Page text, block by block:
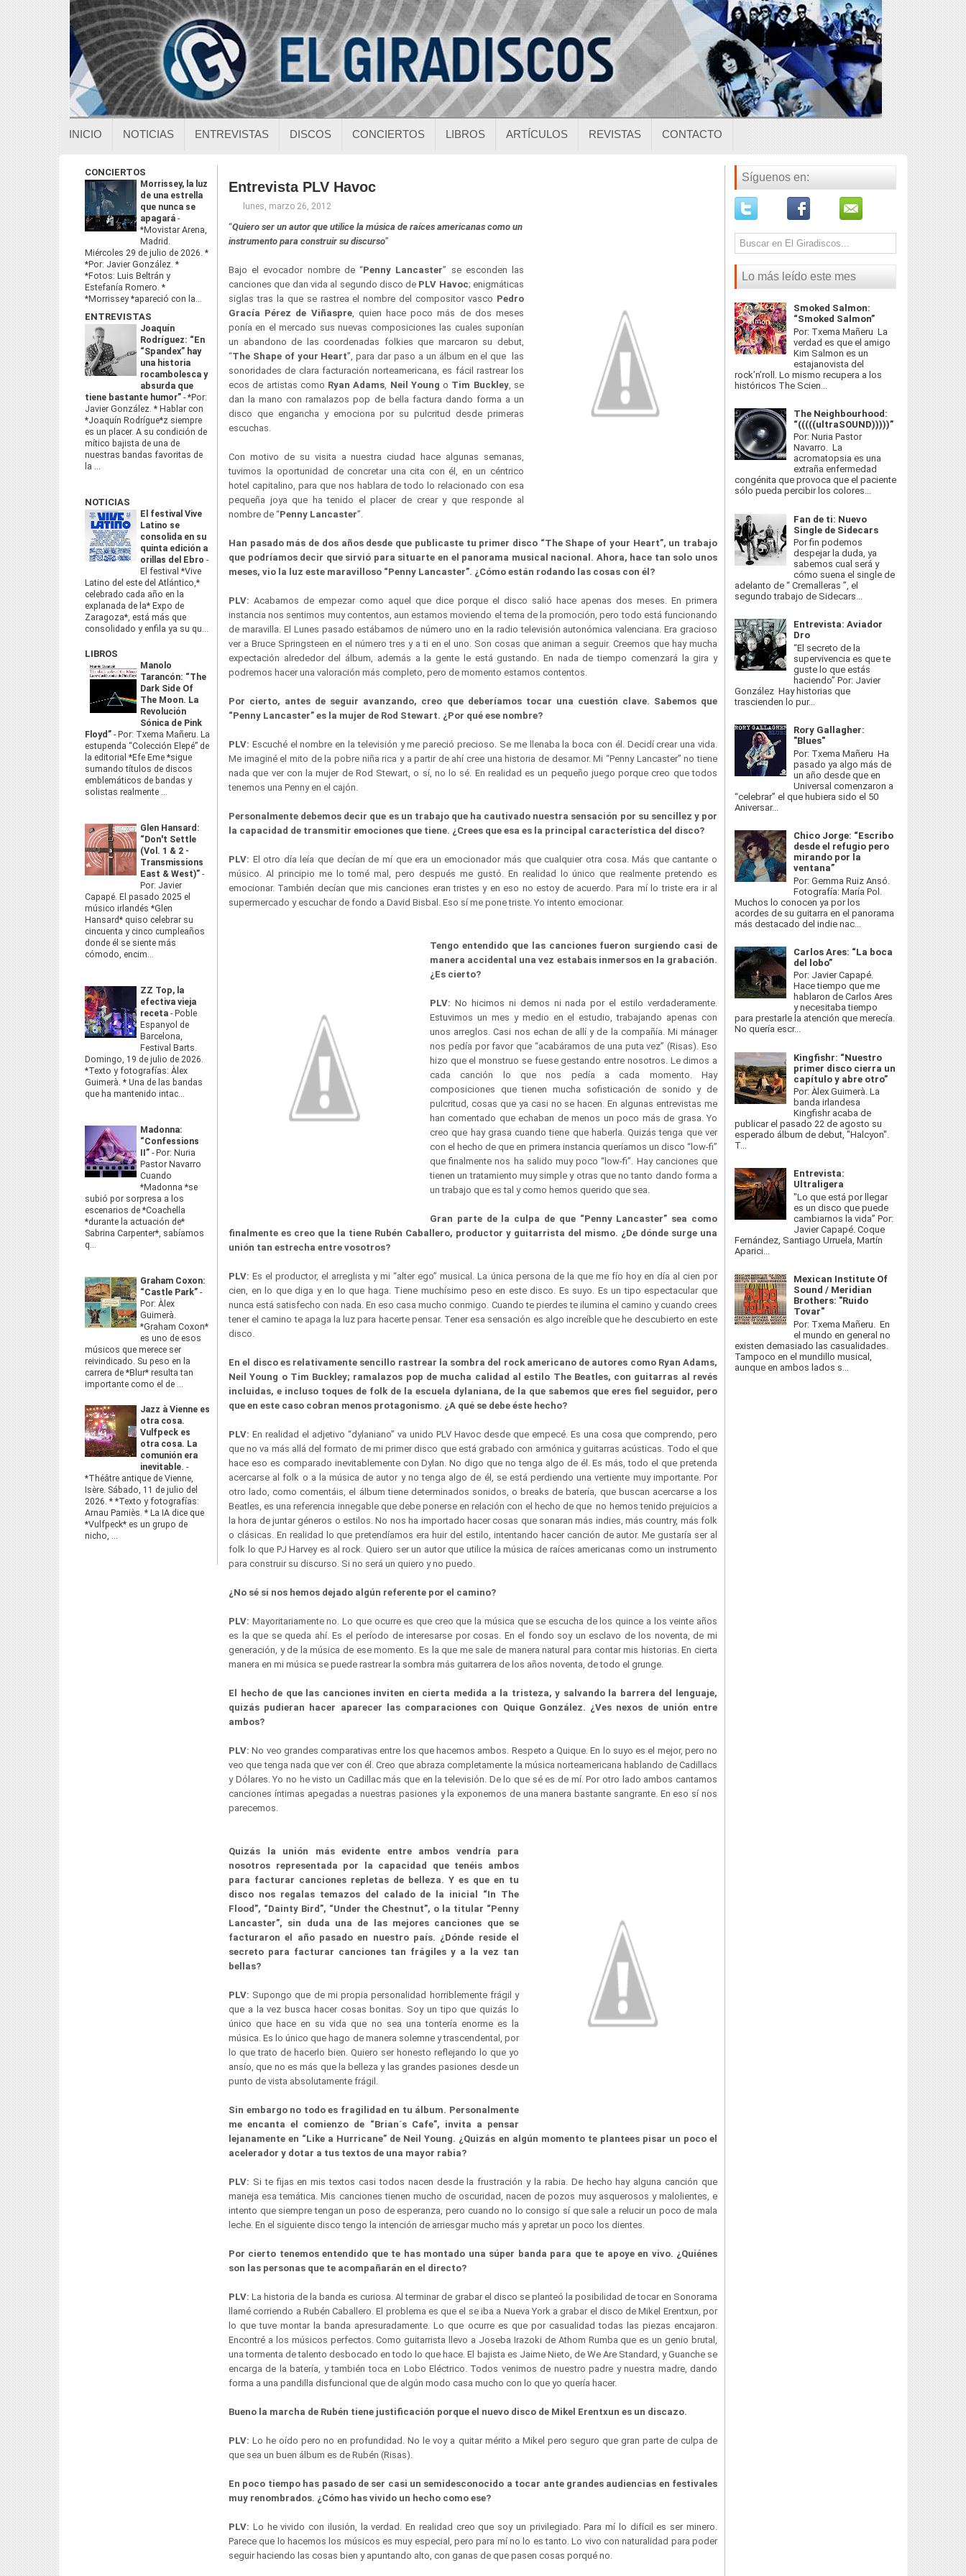
INICIO NOTICIAS ENTREVISTAS DISCOS CONCIERTOS LIBROS ARTÍCULOS REVISTAS CONTACTO
CONCIERTOS
Morrissey, la luz
de una estrella
que nunca se
apagará -
*Movistar Arena,
Madrid.
Miércoles 29 de julio de 2026. *
*Por: Javier González. *
*Fotos: Luis Beltrán y
Estefanía Romero. *
*Morrissey *apareció con la...
ENTREVISTAS
Joaquín
Rodríguez: “En
“Spandex” hay
una historia
rocambolesca y
absurda que
tiene bastante humor” -*Por:
Javier González. * Hablar con
*Joaquín Rodrígue*z siempre
es un placer. A su condición de
mítico bajista de una de
nuestras bandas favoritas de
la ...
NOTICIAS
El festival Vive
Latino se
consolida en su
quinta edición a
orillas del Ebro -
El festival *Vive
Latino del este del Atlántico,*
celebrado cada año en la
explanada de la* Expo de
Zaragoza*, está más que
consolidado y enfila ya su qu...
LIBROS
Manolo
Tarancón: “The
Dark Side Of
The Moon. La
Revolución
Sónica de Pink
Floyd” - Por: Txema Mañeru. La
estupenda “Colección Elepé” de
la editorial *Efe Eme *sigue
sumando títulos de discos
emblemáticos de bandas y
solistas realmente ...
Glen Hansard:
“Don't Settle
(Vol. 1 & 2 -
Transmissions
East & West)” -
Por: Javier
Capapé. El pasado 2025 el
músico irlandés *Glen
Hansard* quiso celebrar su
cincuenta y cinco cumpleaños
donde él se siente más
cómodo, encim...
ZZ Top, la
efectiva vieja
receta - Poble
Espanyol de
Barcelona,
Festival Barts.
Domingo, 19 de julio de 2026.
*Texto y fotografías: Àlex
Guimerà. * Una de las bandas
que ha mantenido intac...
Madonna:
“Confessions
II” - Por: Nuria
Pastor Navarro
Cuando
*Madonna *se
subió por sorpresa a los
escenarios de *Coachella
*durante la actuación de*
Sabrina Carpenter*, sabíamos
q...
Graham Coxon:
“Castle Park” -
Por: Àlex
Guimerà.
*Graham Coxon*
es uno de esos
músicos que merece ser
reivindicado. Su peso en la
carrera de *Blur* resulta tan
importante como el de ...
Jazz à Vienne es
otra cosa.
Vulfpeck es
otra cosa. La
comunión era
inevitable. -
*Théâtre antique de Vienne,
Isère. Sábado, 11 de julio del
2026. * *Texto y fotografías:
Arnau Pamiès. * La IA dice que
*Vulfpeck* es un grupo de
nicho, ...
Entrevista PLV Havoc
lunes, marzo 26, 2012
“Quiero ser un autor que utilice la música de raíces americanas como un
instrumento para construir su discurso”
Bajo el evocador nombre de “Penny Lancaster” se esconden las
canciones que dan vida al segundo disco de PLV Havoc; enigmáticas
siglas tras la que se rastrea el nombre del compositor vasco Pedro
Gracía Pérez de Viñaspre, quien hace poco más de dos meses
ponía en el mercado sus nuevas composiciones las cuales suponían
un abandono de las coordenadas folkies que marcaron su debut,
“The Shape of your Heart”, para dar paso a un álbum en el que las
sonoridades de clara facturación norteamericana, es fácil rastrear los
ecos de artistas como Ryan Adams, Neil Young o Tim Buckley, se
dan la mano con ramalazos pop de bella factura dando forma a un
disco que engancha y emociona por su pulcritud desde primeras
escuchas.
Con motivo de su visita a nuestra ciudad hace algunas semanas,
tuvimos la oportunidad de concretar una cita con él, en un céntrico
hotel capitalino, para que nos hablara de todo lo relacionado con esa
pequeña joya que ha tenido el placer de crear y que responde al
nombre de “Penny Lancaster”.
Han pasado más de dos años desde que publicaste tu primer disco “The Shape of your Heart”, un trabajo
que podríamos decir que sirvió para situarte en el panorama musical nacional. Ahora, hace tan solo unos
meses, vio la luz este maravilloso “Penny Lancaster”. ¿Cómo están rodando las cosas con él?
PLV: Acabamos de empezar como aquel que dice porque el disco salió hace apenas dos meses. En primera
instancia nos sentimos muy contentos, aun estamos moviendo el tema de la promoción, pero todo está funcionando
de maravilla. El Lunes pasado estábamos de número uno en la radio televisión autonómica valenciana. Era gracioso
ver a Bruce Springsteen en el número tres y a ti en el uno. Son cosas que animan a seguir. Creemos que hay mucha
expectación alrededor del álbum, además a la gente le está gustando. En nada de tiempo comenzará la gira y
podremos hacer una valoración más completo, pero de momento estamos contentos.
Por cierto, antes de seguir avanzando, creo que deberíamos tocar una cuestión clave. Sabemos que
“Penny Lancaster” es la mujer de Rod Stewart. ¿Por qué ese nombre?
PLV: Escuché el nombre en la televisión y me pareció precioso. Se me llenaba la boca con él. Decidí crear una vida.
Me imaginé el mito de la pobre niña rica y a partir de ahí cree una historia de desamor. Mi “Penny Lancaster” no tiene
nada que ver con la mujer de Rod Stewart, o sí, no lo sé. En realidad es un pequeño juego porque creo que todos
tenemos una Penny en el cajón.
Personalmente debemos decir que es un trabajo que ha cautivado nuestra sensación por su sencillez y por
la capacidad de transmitir emociones que tiene. ¿Crees que esa es la principal característica del disco?
PLV: El otro día leía que decían de mí que era un emocionador más que cualquier otra cosa. Más que cantante o
músico. Al principio me lo tomé mal, pero después me gustó. En realidad lo único que realmente pretendo es
emocionar. También decían que mis canciones eran tristes y en eso no estoy de acuerdo. Para mí lo triste era ir al
supermercado y escuchar de fondo a David Bisbal. Eso sí me pone triste. Yo intento emocionar.
Tengo entendido que las canciones fueron surgiendo casi de
manera accidental una vez estabais inmersos en la grabación.
¿Es cierto?
PLV: No hicimos ni demos ni nada por el estilo verdaderamente.
Estuvimos un mes y medio en el estudio, trabajando apenas con
unos arreglos. Casi nos echan de allí y de la compañía. Mi mánager
nos pedía por favor que “acabáramos de una puta vez” (Risas). Eso
hizo que el monstruo se fuese gestando entre nosotros. Le dimos a
cada canción lo que nos pedía a cada momento. Hay
composiciones que tienen mucha sofisticación de sonido y de
pulcritud, cosas que ya casi no se hacen. En algunas entrevistas me
han comentado que echaban de menos un poco más de grasa. Yo
creo que hay grasa cuando tiene que haberla. Quizás tenga que ver
con el hecho de que en primera instancia queríamos un disco “low-fi”
que finalmente nos ha salido muy poco “low-fi”. Hay canciones que
tienen un tratamiento muy simple y otras que no tanto dando forma a
un trabajo que es tal y como hemos querido que sea.
Gran parte de la culpa de que “Penny Lancaster” sea como
finalmente es creo que la tiene Rubén Caballero, productor y guitarrista del mismo. ¿De dónde surge una
unión tan estrecha entre vosotros?
PLV:Es el productor, el arreglista y mi “alter ego” musical. La única persona de la que me fío hoy en día al cien por
cien, en lo que diga y en lo que haga. Tiene muchísimo peso en este disco. Es suyo. Es un tipo espectacular que
nunca está satisfecho con nada. En eso casa mucho conmigo. Cuando te pierdes te ilumina el camino y cuando crees
tener el camino te apaga la luz para hacerte pensar. Tener esa sensación es algo increíble que he descubierto en este
disco.
En el disco es relativamente sencillo rastrear la sombra del rock americano de autores como Ryan Adams,
Neil Young o Tim Buckley; ramalazos pop de mucha calidad al estilo The Beatles, con guitarras al revés
incluidas, e incluso toques de folk de la escuela dylaniana, de la que sabemos que eres fiel seguidor, pero
que en este caso cobran menos protagonismo. ¿A qué se debe éste hecho?
PLV: En realidad el adjetivo “dylaniano” va unido PLV Havoc desde que empecé. Es una cosa que comprendo, pero
que no va más allá del formato de mi primer disco que está grabado con armónica y guitarras acústicas. Todo el que
hace eso es comparado inevitablemente con Dylan. No digo que no tenga algo de él. Es más, todo el que pretenda
acercarse al folk o a la música de autor y no tenga algo de él, se está perdiendo una vertiente muy importante. Por
otro lado, como comentáis, el álbum tiene determinados sonidos, o breaks de batería, que buscan acercarse a los
Beatles, es una referencia innegable que debe ponerse en relación con el hecho de que no hemos tenido prejuicios a
la hora de juntar géneros o estilos. No nos ha importado hacer cosas que sonaran más indies, más country, más folk
o clásicas. En realidad lo que pretendíamos era huir del estilo, intentando hacer canción de autor. Me gustaría ser al
folk lo que PJ Harvey es al rock. Quiero ser un autor que utilice la música de raíces americanas como un instrumento
para construir su discurso. Si no será un quiero y no puedo.
¿No sé si nos hemos dejado algún referente por el camino?
PLV: Mayoritariamente no. Lo que ocurre es que creo que la música que se escucha de los quince a los veinte años
es la que se queda ahí. Es el período de interesarse por cosas. En el fondo soy un esclavo de los noventa, de mi
generación, y de la música de ese momento. Es la que me sale de manera natural para contar mis historias. En cierta
manera en mi música se puede rastrear la sombra más guitarrera de los años noventa, de todo el grunge.
El hecho de que las canciones inviten en cierta medida a la tristeza, y salvando la barrera del lenguaje,
quizás pudieran hacer aparecer las comparaciones con Quique González. ¿Ves nexos de unión entre
ambos?
PLV:No veo grandes comparativas entre los que hacemos ambos. Respeto a Quique. En lo suyo es el mejor, pero no
veo que tenga nada que ver con él. Creo que abraza completamente la música norteamericana hablando de Cadillacs
y Dólares. Yo no he visto un Cadillac más que en la televisión. De lo que sé es de mí. Por otro lado ambos cantamos
canciones íntimas apegadas a nuestras pasiones y la exponemos de una manera bastante sangrante. En eso sí nos
parecemos.
Quizás la unión más evidente entre ambos vendría para
nosotros representada por la capacidad que tenéis ambos
para facturar canciones repletas de belleza. Y es que en tu
disco nos regalas temazos del calado de la inicial “In The
Flood”, “Dainty Bird”, “Under the Chestnut”, o la titular “Penny
Lancaster”, sin duda una de las mejores canciones que se
facturaron el año pasado en nuestro país. ¿Dónde reside el
secreto para facturar canciones tan frágiles y a la vez tan
bellas?
PLV: Supongo que de mi propia personalidad horriblemente frágil y
que a la vez busca hacer cosas bonitas. Soy un tipo que quizás lo
único que hace en su vida que no sea una tontería enorme es la
música. Es lo único que hago de manera solemne y trascendental, por
lo que trato de hacerlo bien. Quiero ser honesto reflejando lo que yo
ansío, que no es más que la belleza y las grandes pasiones desde un
punto de vista absolutamente frágil.
Sin embargo no todo es fragilidad en tu álbum. Personalmente
me encanta el comienzo de “Brian´s Cafe”, invita a pensar
lejanamente en “Like a Hurricane” de Neil Young. ¿Quizás en algún momento te plantees pisar un poco el
acelerador y dotar a tus textos de una mayor rabia?
PLV: Si te fijas en mis textos casi todos nacen desde la frustración y la rabia. De hecho hay alguna canción que
maneja esa temática. Mis canciones tienen mucho de oscuridad, nacen de pozos muy asquerosos y malolientes, e
intento que siempre tengan un poso de esperanza, pero cuando no lo consigo sí que sale a relucir un poco de mala
leche. En el siguiente disco tengo la intención de arriesgar mucho más y apretar un poco los dientes.
Por cierto tenemos entendido que te has montado una súper banda para que te apoye en vivo. ¿Quiénes
son las personas que te acompañarán en el directo?
PLV:La historia de la banda es curiosa. Al terminar de grabar el disco se planteó la posibilidad de tocar en Sonorama
llamé corriendo a Rubén Caballero. El problema es que el se iba a Nueva York a grabar el disco de Mikel Erentxun, por
lo que tuve montar la banda apresuradamente. Lo que ocurre es que por casualidad todas las piezas encajaron.
Encontré a los músicos perfectos. Como guitarrista llevo a Joseba Irazoki de Athom Rumba que es un genio brutal,
una tormenta de talento desbocado en todo lo que hace. El bajista es Jaime Nieto, de We Are Standard, y Guanche se
encarga de la batería, y también toca en Lobo Eléctrico. Todos venimos de nuestro padre y nuestra madre, dando
forma a una pandilla disfuncional que de algún modo casa mucho con lo que yo quería hacer.
Bueno la marcha de Rubén tiene justificación porque el nuevo disco de Mikel Erentxun es un discazo.
PLV:Lo he oído pero no en profundidad. No le voy a quitar mérito a Mikel pero seguro que gran parte de culpa de
que sea un buen álbum es de Rubén (Risas).
En poco tiempo has pasado de ser casi un semidesconocido a tocar ante grandes audiencias en festivales
muy renombrados. ¿Cómo has vivido un hecho como ese?
PLV: Lo he vivido con ilusión, la verdad. En realidad creo que soy un privilegiado. Para mí lo difícil es ser minero.
Parece que lo hacemos los músicos es muy especial, pero para mí no lo es tanto. Lo vivo con naturalidad para poder
seguir haciendo las cosas bien y apuntando alto, con ganas de que pasen cosas porqué no.
Síguenos en:
Lo más leído este mes
Smoked Salmon:
“Smoked Salmon”
Por: Txema Mañeru La
verdad es que el amigo
Kim Salmon es un
estajanovista del
rock’n’roll. Lo mismo recupera a los
históricos The Scien...
The Neighbourhood:
“(((((ultraSOUND)))))”
Por: Nuria Pastor
Navarro. La
acromatopsia es una
extraña enfermedad
congénita que provoca que el paciente
sólo pueda percibir los colores...
Fan de ti: Nuevo
Single de Sidecars
Por fin podemos
despejar la duda, ya
sabemos cual será y
cómo suena el single de
adelanto de “ Cremalleras ”, el
segundo trabajo de Sidecars...
Entrevista: Aviador
Dro
“El secreto de la
supervivencia es que te
guste lo que estás
haciendo” Por: Javier
González Hay historias que
trascienden lo pur...
Rory Gallagher:
"Blues"
Por: Txema Mañeru Ha
pasado ya algo más de
un año desde que en
Universal comenzaron a
“celebrar” el que hubiera sido el 50
Aniversar...
Chico Jorge: “Escribo
desde el refugio pero
mirando por la
ventana”
Por: Gemma Ruiz Ansó.
Fotografía: María Pol.
Muchos lo conocen ya por los
acordes de su guitarra en el panorama
más destacado del indie nac...
Carlos Ares: “La boca
del lobo”
Por: Javier Capapé.
Hace tiempo que me
hablaron de Carlos Ares
y necesitaba tiempo
para prestarle la atención que merecía.
No quería escr...
Kingfishr: “Nuestro
primer disco cierra un
capítulo y abre otro”
Por: Àlex Guimerà. La
banda irlandesa
Kingfishr acaba de
publicar el pasado 22 de agosto su
esperado álbum de debut, "Halcyon".
T...
Entrevista:
Ultraligera
"Lo que está por llegar
es un disco que puede
cambiarnos la vida” Por:
Javier Capapé. Coque
Fernández, Santiago Urruela, Martín
Aparici...
Mexican Institute Of
Sound / Meridian
Brothers: "Ruido
Tovar"
Por: Txema Mañeru. En
el mundo en general no
existen demasiado las casualidades.
Tampoco en el mundillo musical,
aunque en ambos lados s...